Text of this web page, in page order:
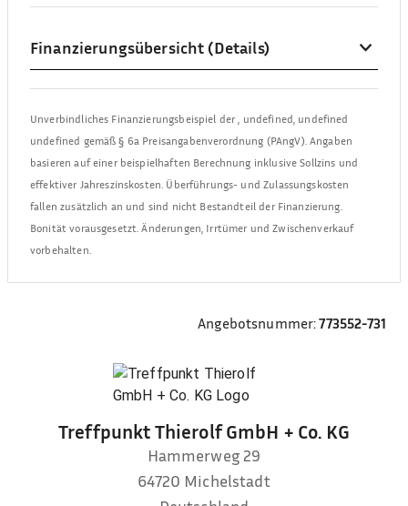
Finanzierungsübersicht (Details)
Unverbindliches Finanzierungsbeispiel der, undefined, undefined
undefined gemäß § 6a Preisangabenverordnung (PAngV). Angaben
basieren auf einer beispielhaften Berechnung inklusive Sollzins und
effektiver Jahreszinskosten. Überführungs- und Zulassungskosten
fallen zusätzlich an und sind nicht Bestandteil der Finanzierung.
Bonität vorausgesetzt. Änderungen, Irrtümer und Zwischenverkauf
vorbehalten.
Angebotsnummer:773552-731
Treffpunkt Thierolf GmbH + Co. KG
Hammerweg 29
64720 Michelstadt